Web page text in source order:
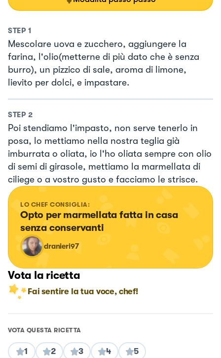
STEP 1
Mescolare uova e zucchero, aggiungere la
farina, l'olio(metterne di più dato che è senza
burro), un pizzico di sale, aroma di limone,
lievito per dolci, e impastare.
STEP 2
Poi stendiamo l'impasto, non serve tenerlo in
posa, lo mettiamo nella nostra teglia già
imburrata o oliata, io l'ho oliata sempre con olio
di semi di girasole, mettiamo la marmellata di
ciliege o a vostro gusto e facciamo le strisce.
LO CHEF CONSIGLIA:
Opto per marmellata fatta in casa
senza conservanti
dranieri97
Vota la ricetta
Fai sentire la tua voce, chef!
VOTA QUESTA RICETTA
1 2 3 4 5